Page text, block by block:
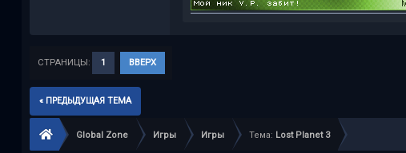
СТРАНИЦЫ: 1 ВВЕРХ
« ПРЕДЫДУЩАЯ ТЕМА
Global Zone Игры Игры Тема: Lost Planet 3